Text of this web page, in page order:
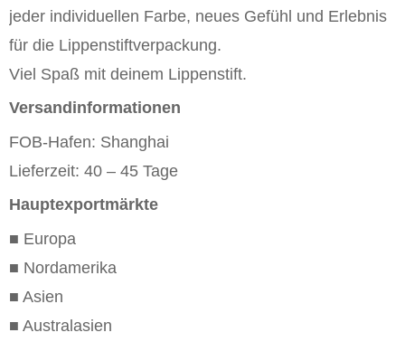
jeder individuellen Farbe, neues Gefühl und Erlebnis
für die Lippenstiftverpackung.
Viel Spaß mit deinem Lippenstift.
Versandinformationen
FOB-Hafen: Shanghai
Lieferzeit: 40 – 45 Tage
Hauptexportmärkte
■ Europa
■ Nordamerika
■ Asien
■ Australasien